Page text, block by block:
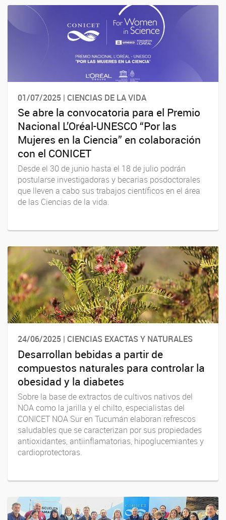
01/07/2025 | CIENCIAS DE LA VIDA
Se abre la convocatoria para el Premio
Nacional L’Oréal-UNESCO “Por las
Mujeres en la Ciencia” en colaboración
con el CONICET
Desde el 30 de junio hasta el 18 de julio podrán
postularse investigadoras y becarias posdoctorales
que lleven a cabo sus trabajos científicos en el área
de las Ciencias de la vida.
24/06/2025 | CIENCIAS EXACTAS Y NATURALES
Desarrollan bebidas a partir de
compuestos naturales para controlar la
obesidad y la diabetes
Sobre la base de extractos de cultivos nativos del
NOA como la jarilla y el chilto, especialistas del
CONICET NOA Sur en Tucumán elaboran refrescos
saludables que se caracterizan por sus propiedades
antioxidantes, antiinflamatorias, hipoglucemiantes y
cardioprotectoras.